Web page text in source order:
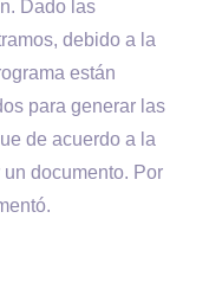
Dado las
debido a la
están
para generar las
de acuerdo a la
documento. Por